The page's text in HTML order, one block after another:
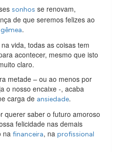
sonhos se renovam,
de que seremos felizes ao
.
vida, todas as coisas tem
acontecer, mesmo que isto
claro.
metade – ou ao menos por
o nosso encaixe -, acaba
carga de ansiedade.
querer saber o futuro amoroso
felicidade nas demais
nafinanceira, naprofissional